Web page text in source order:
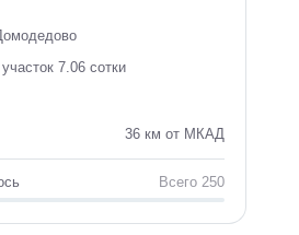
участок 7.06 сотки
36 км от МКАД
Всего 250